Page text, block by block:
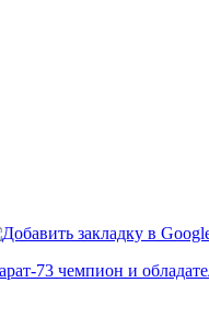
73 чемпион и